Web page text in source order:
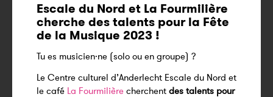
Escale du Nord et La Fourmilière
cherche des talents pour la Fête
de la Musique 2023 !
Tu es musicien·ne (solo ou en groupe) ?
Le Centre culturel d’Anderlecht Escale du Nord et
le café La Fourmilière cherchent des talents pour